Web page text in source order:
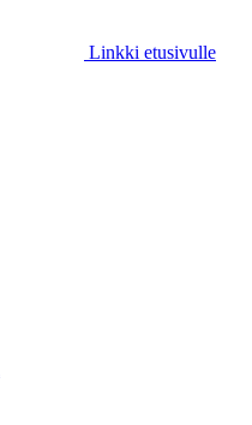
Linkki etusivulle